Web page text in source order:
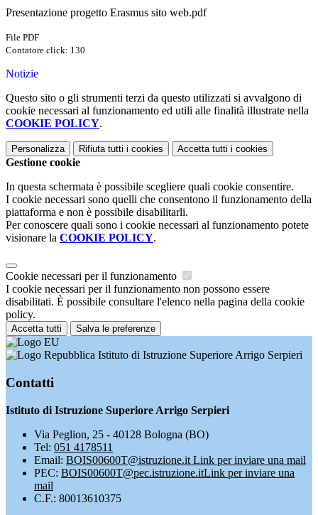
Presentazione progetto Erasmus sito web.pdf
File PDF
Contatore click: 130
Notizie
Questo sito o gli strumenti terzi da questo utilizzati si avvalgono di
cookie necessari al funzionamento ed utili alle finalità illustrate nella
COOKIE POLICY.
Personalizza Rifiuta tutti i cookies Accetta tutti i cookies
Gestione cookie
In questa schermata è possibile scegliere quali cookie consentire.
I cookie necessari sono quelli che consentono il funzionamento della
piattaforma e non è possibile disabilitarli.
Per conoscere quali sono i cookie necessari al funzionamento potete
visionare la COOKIE POLICY.
Cookie necessari per il funzionamento
I cookie necessari per il funzionamento non possono essere
disabilitati. È possibile consultare l'elenco nella pagina della cookie
policy.
Accetta tutti Salva le preferenze
Istituto di Istruzione Superiore Arrigo Serpieri
Contatti
Istituto di Istruzione Superiore Arrigo Serpieri
Via Peglion, 25 - 40128 Bologna (BO)
Tel: 051 4178511
Email: BOIS00600T@istruzione.it Link per inviare una mail
PEC: BOIS00600T@pec.istruzione.itLink per inviare una
mail
C.F.: 80013610375